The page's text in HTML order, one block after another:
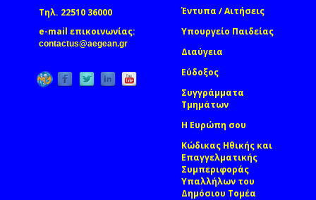
Τηλ. 22510 36000
e-mail επικοινωνίας:
contactus@aegean.gr
Έντυπα / Αιτήσεις
Υπουργείο Παιδείας
Διαύγεια
Εύδοξος
Συγγράμματα
Τμημάτων
Η Ευρώπη σου
Κώδικας Ηθικής και
Επαγγελματικής
Συμπεριφοράς
Υπαλλήλων του
Δημόσιου Τομέα